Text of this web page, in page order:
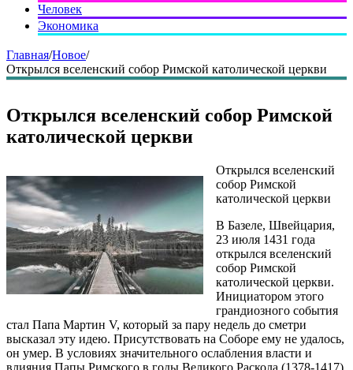
Человек
Экономика
Главная/Новое/
Открылся вселенский собор Римской католической церкви
Открылся вселенский собор Римской
католической церкви
Открылся вселенский
собор Римской
католической церкви
В Базеле, Швейцария,
23 июля 1431 года
открылся вселенский
собор Римской
католической церкви.
Инициатором этого
грандиозного события
стал Папа Мартин V, который за пару недель до сметри
высказал эту идею. Присутствовать на Соборе ему не удалось,
он умер. В условиях значительного ослабления власти и
влияния Папы Римского в годы Великого Раскола (1378-1417)